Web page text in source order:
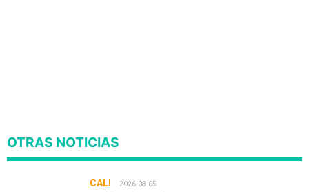
OTRAS NOTICIAS
CALI 2026-08-05